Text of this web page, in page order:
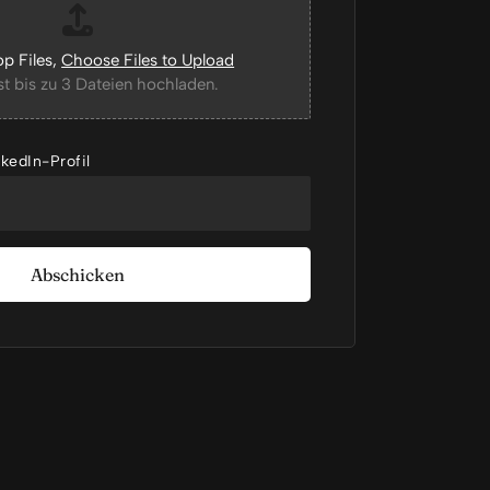
Files,Choose Files to Upload
bis zu 3 Dateien hochladen.
Profil
Abschicken